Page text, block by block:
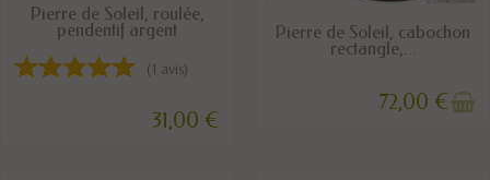
DISPONIBLE
Pierre de Soleil, roulée,
pendentif argent
(1 avis)
31,00 €
RUPTURE DE STOCK
Pierre de Soleil, cabochon
rectangle,...
72,00 €